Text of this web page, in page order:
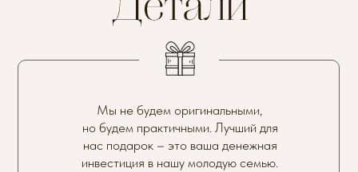
Мы не будем оригинальными,
но будем практичными. Лучший для
нас подарок – это ваша денежная
инвестиция в нашу молодую семью.